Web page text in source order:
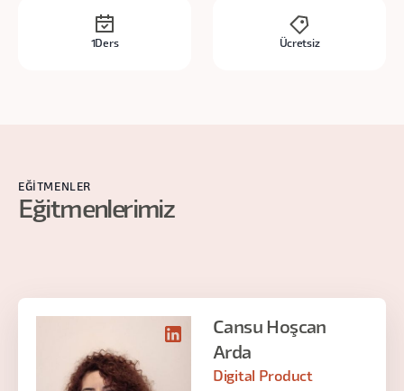
1 Ders Ücretsiz
EĞITMENLER
Eğitmenlerimiz
Cansu Hoşcan
Arda
Digital Product